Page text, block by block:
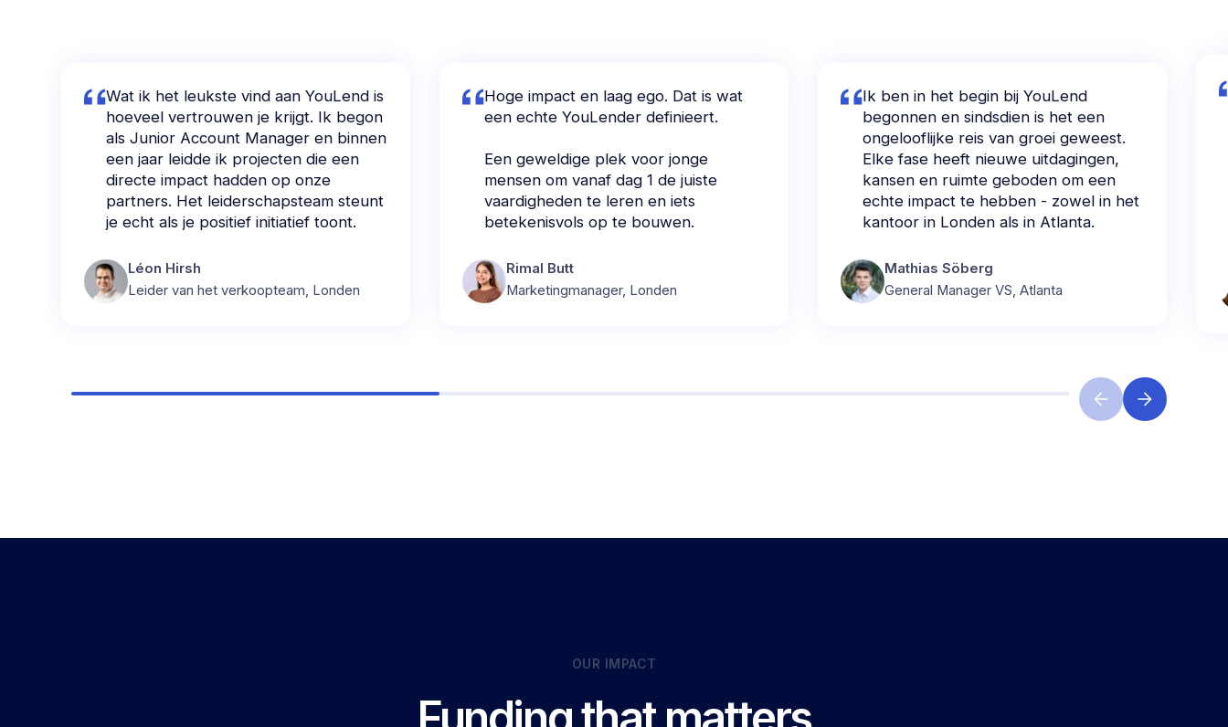
Wat ik het leukste vind aan YouLend is
hoeveel vertrouwen je krijgt. Ik begon
als Junior Account Manager en binnen
een jaar leidde ik projecten die een
directe impact hadden op onze
partners. Het leiderschapsteam steunt
je echt als je positief initiatief toont.
Léon Hirsh
Leider van het verkoopteam, Londen
Hoge impact en laag ego. Dat is wat
een echte YouLender definieert.
Een geweldige plek voor jonge
mensen om vanaf dag 1 de juiste
vaardigheden te leren en iets
betekenisvols op te bouwen.
Rimal Butt
Marketingmanager, Londen
Ik ben in het begin bij YouLend
begonnen en sindsdien is het een
ongelooflijke reis van groei geweest.
Elke fase heeft nieuwe uitdagingen,
kansen en ruimte geboden om een
echte impact te hebben - zowel in het
kantoor in Londen als in Atlanta.
Mathias Söberg
General Manager VS, Atlanta
OUR IMPACT